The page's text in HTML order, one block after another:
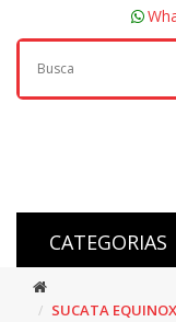
CATEGORIAS
SUCATA